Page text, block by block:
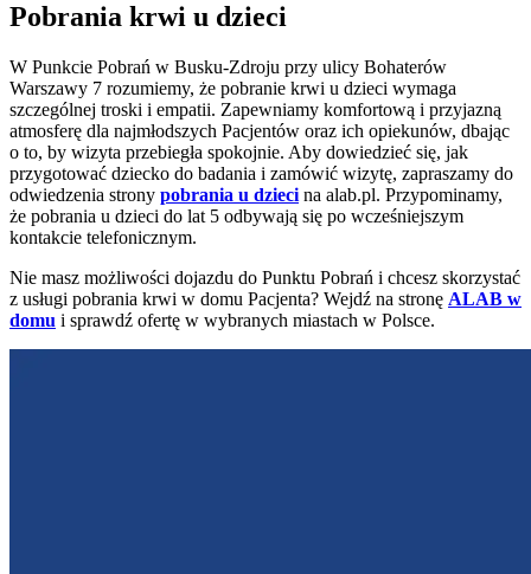
Pobrania krwi u dzieci
W Punkcie Pobrań w Busku-Zdroju przy ulicy Bohaterów
Warszawy 7 rozumiemy, że pobranie krwi u dzieci wymaga
szczególnej troski i empatii. Zapewniamy komfortową i przyjazną
atmosferę dla najmłodszych Pacjentów oraz ich opiekunów, dbając
o to, by wizyta przebiegła spokojnie. Aby dowiedzieć się, jak
przygotować dziecko do badania i zamówić wizytę, zapraszamy do
odwiedzenia strony pobrania u dzieci na alab.pl. Przypominamy,
że pobrania u dzieci do lat 5 odbywają się po wcześniejszym
kontakcie telefonicznym.
Nie masz możliwości dojazdu do Punktu Pobrań i chcesz skorzystać
z usługi pobrania krwi w domu Pacjenta? Wejdź na stronę ALAB w
domu i sprawdź ofertę w wybranych miastach w Polsce.